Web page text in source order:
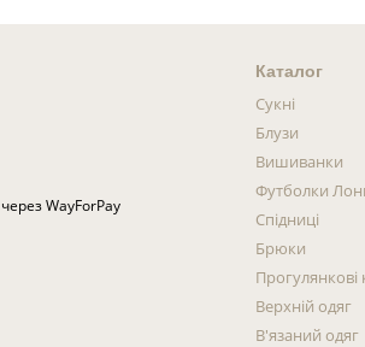
Каталог
Сукні
Блузи
Вишиванки
Футболки
Спідниці
Брюки
Верхній одяг
В'язаний одяг